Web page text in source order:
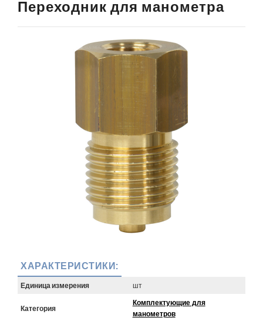
Переходник для манометра
ХАРАКТЕРИСТИКИ:
Единица измерения шт
Категория
Комплектующие для
манометров